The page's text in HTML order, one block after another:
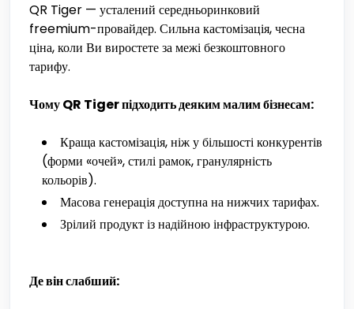
QR Tiger — усталений середньоринковий
freemium-провайдер. Сильна кастомізація, чесна
ціна, коли Ви виростете за межі безкоштовного
тарифу.
Чому QR Tiger підходить деяким малим бізнесам:
Краща кастомізація, ніж у більшості конкурентів
(форми «очей», стилі рамок, гранулярність
кольорів).
Масова генерація доступна на нижчих тарифах.
Зрілий продукт із надійною інфраструктурою.
Де він слабший: